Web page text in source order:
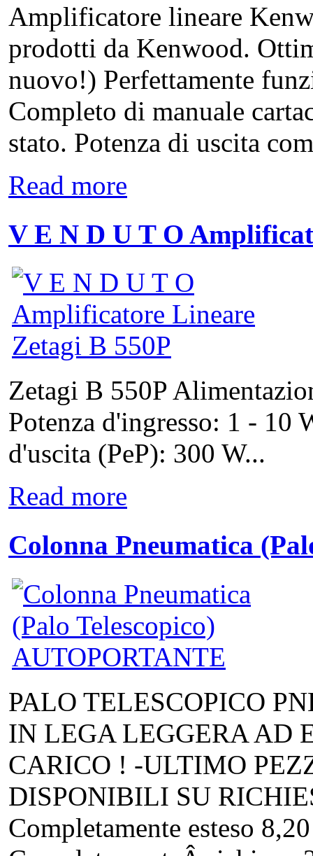
Amplificatore lineare
prodotti da Kenwood.
nuovo!) Perfettamente
Completo di manuale
stato. Potenza di uscita
Read more
V E N D U T O
Zetagi B 550P
Potenza d'ingresso: 1 - 10
d'uscita (PeP): 300 W...
Read more
Colonna Pneumatica
PALO TELESCOPICO
IN LEGA LEGGERA AD
CARICO ! -ULTIMO
DISPONIBILI SU
Completamente esteso